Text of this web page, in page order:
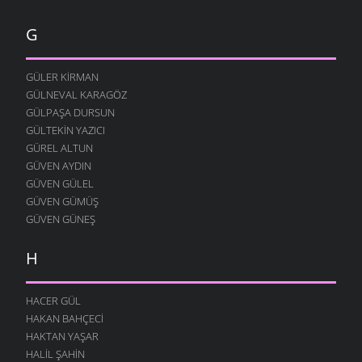
26 KASIM 2009
ÖĞRETMEN
23 KASIM 2009
İNSAN OLALIM BEYLER
23 KASIM 2009
SEVDAN ETTI
21 KASIM 2009
DOĞAYI ÖZLERDIK
21 KASIM 2009
SÖZÜM ANLAYANA
HALI PERIŞAN
13 KASIM 2009
KÖYDE SENI BEKLIYOR
4 KASIM 2009
YOLUMUZ VARDIĞI ZAMAN
G
GÜLER KIRMAN
GÜLNEVAL KARAGÖZ
GÜLPAŞA DURSUN
GÜLTEKIN YAZICI
GÜREL ALTUN
GÜVEN AYDIN
GÜVEN GÜLEL
GÜVEN GÜMÜŞ
GÜVEN GÜNEŞ
H
HACER GÜL
HAKAN BAHÇECI
HAKTAN YAŞAR
HALIL ŞAHIN